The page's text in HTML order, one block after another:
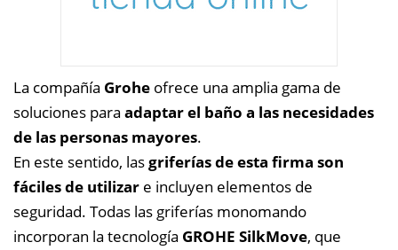
La compañía Grohe ofrece una amplia gama de
soluciones para adaptar el baño a las necesidades
de las personas mayores.
En este sentido, lasgriferías de esta firma son
fáciles de utilizar e incluyen elementos de
seguridad. Todas las griferías monomando
incorporan la tecnología GROHE SilkMove, que